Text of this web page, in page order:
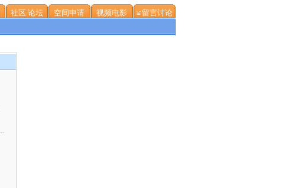
社区 论坛 空间申请 视频电影 ≌留言讨论